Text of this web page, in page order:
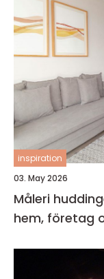
inspiration
03. May 2026
Måleri huddinge professionell
hem, företag